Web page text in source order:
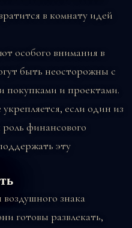
в комнату идей
особого внимания в
быть неосторожны с
покупками и проектами.
если один из
роль финансового
эту
знака
готовы развлекать,